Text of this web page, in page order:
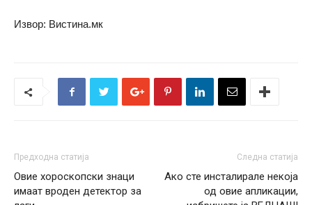
Извор: Вистина.мк
Предходна статија
Овие хороскопски знаци
имаат вроден детектор за
Следна статија
Ако сте инсталирале некоја
од овие апликации,